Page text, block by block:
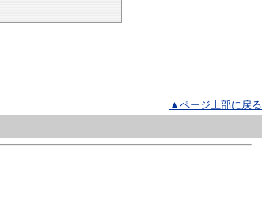
▲ページ上部に戻る